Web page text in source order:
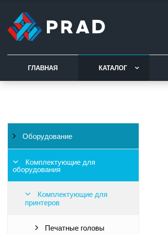
ГЛАВНАЯ КАТАЛОГ
Оборудование
Комплектующие для
оборудования
Комплектующие для
принтеров
Печатные головы